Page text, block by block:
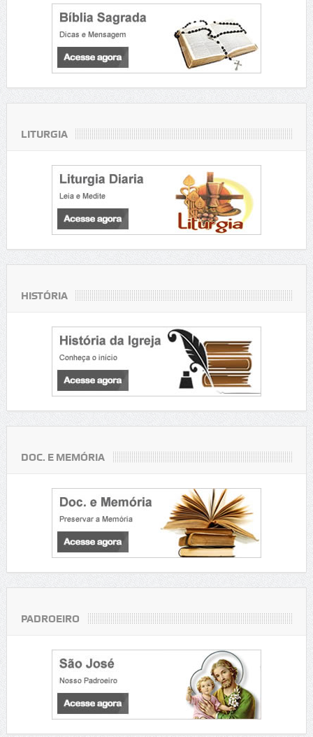
LITURGIA
HISTÓRIA
DOC. E MEMÓRIA
PADROEIRO